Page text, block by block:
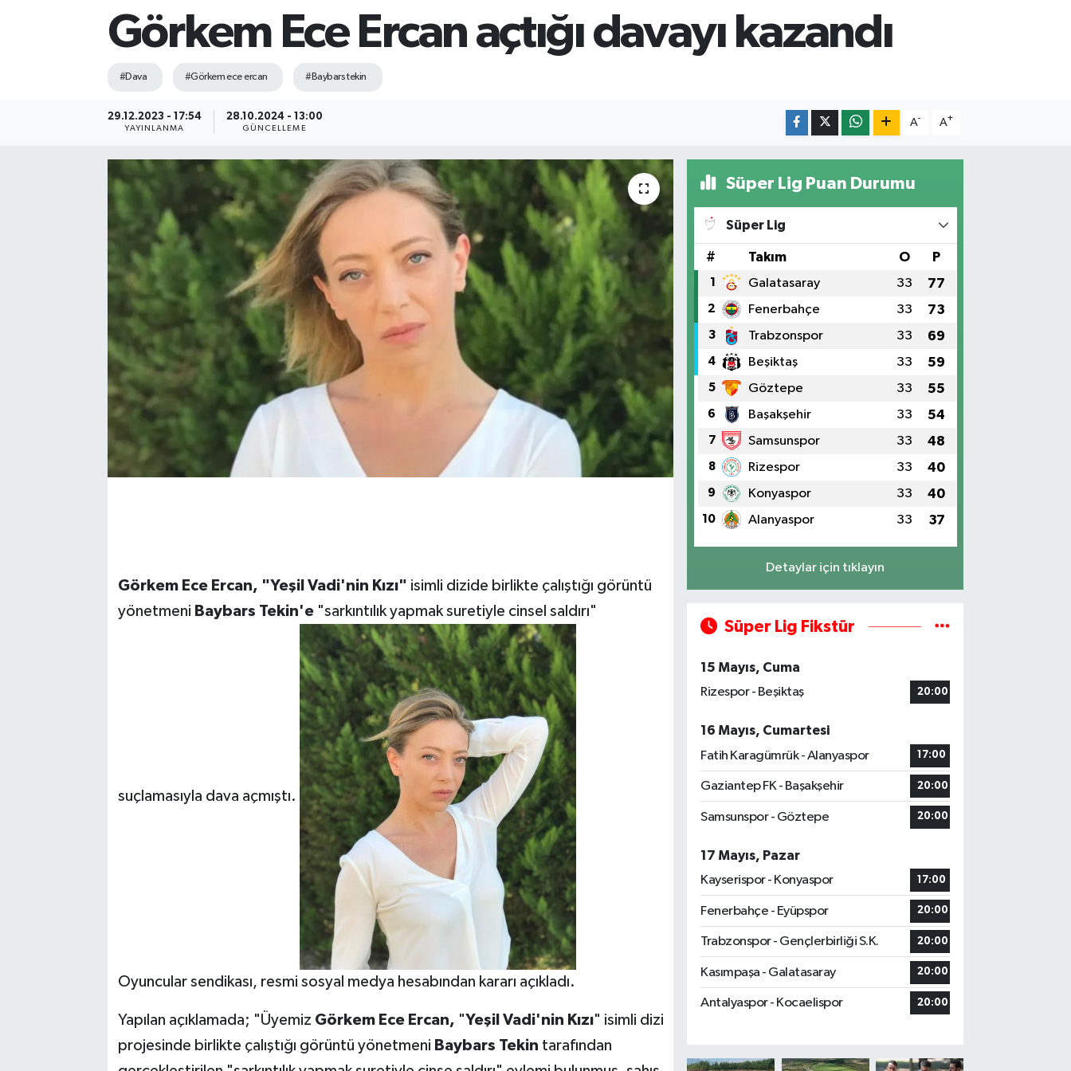
Görkem Ece Ercan açtığı davayı kazandı
#Dava #Görkem ece ercan #Baybars tekin
29.12.2023 - 17:54
YAYINLANMA
28.10.2024 - 13:00
GÜNCELLEME
A- A+
Görkem Ece Ercan, "Yeşil Vadi'nin Kızı" isimli dizide birlikte çalıştığı görüntü
yönetmeni Baybars Tekin'e"sarkıntılık yapmak suretiyle cinsel saldırı"
suçlamasıyla dava açmıştı.
Oyuncular sendikası, resmi sosyal medya hesabından kararı açıkladı.
Yapılan açıklamada; "Üyemiz Görkem Ece Ercan, "Yeşil Vadi'nin Kızı" isimli dizi
projesinde birlikte çalıştığı görüntü yönetmeni Baybars Tekin tarafından
Süper Lig Puan Durumu
Süper Lig
# Takım O P
1 Galatasaray 33 77
2 Fenerbahçe 33 73
3 Trabzonspor 33 69
4 Beşiktaş 33 59
5 Göztepe 33 55
6 Başakşehir 33 54
7 Samsunspor 33 48
8 Rizespor 33 40
9 Konyaspor 33 40
10 Alanyaspor 33 37
Detaylar için tıklayın
Süper Lig Fikstür
15 Mayıs, Cuma
Rizespor - Beşiktaş
20:00
16 Mayıs, Cumartesi
Fatih Karagümrük - Alanyaspor
17:00
Gaziantep FK - Başakşehir 20:00
Samsunspor - Göztepe 20:00
17 Mayıs, Pazar
Kayserispor - Konyaspor
17:00
Fenerbahçe - Eyüpspor 20:00
Trabzonspor - Gençlerbirliği S.K. 20:00
Kasımpaşa - Galatasaray 20:00
Antalyaspor - Kocaelispor 20:00